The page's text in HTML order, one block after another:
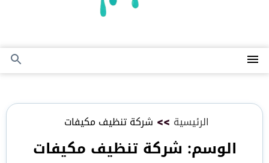
القائمة
بحث
الرئيسية >> شركة تنظيف مكيفات
الوسم: شركة تنظيف مكيفات